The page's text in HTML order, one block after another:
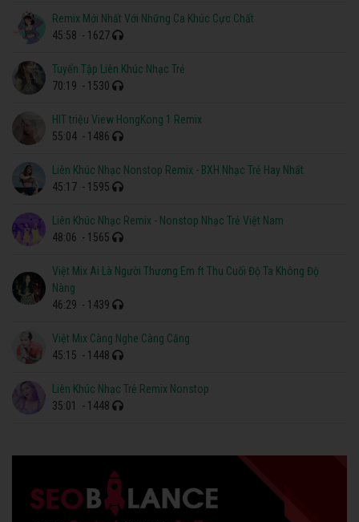
Remix Mới Nhất Với Những Ca Khúc Cực Chất
45:58 - 1627
Tuyển Tập Liên Khúc Nhạc Trẻ
70:19 - 1530
HIT triệu View HongKong 1 Remix
55:04 - 1486
Liên Khúc Nhạc Nonstop Remix - BXH Nhạc Trẻ Hay Nhất
45:17 - 1595
Liên Khúc Nhạc Remix - Nonstop Nhạc Trẻ Việt Nam
48:06 - 1565
Việt Mix Ai Là Người Thương Em ft Thu Cuối Độ Ta Không Độ
Nàng
46:29 - 1439
Việt Mix Càng Nghe Càng Căng
45:15 - 1448
Liên Khúc Nhạc Trẻ Remix Nonstop
35:01
- 1448